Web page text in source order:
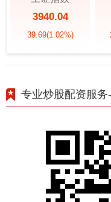
3940.04
39.69(1.02%)
专业炒股配资服